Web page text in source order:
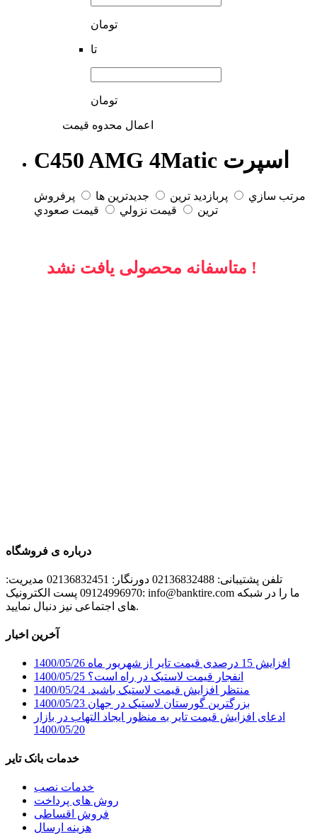
تومان
تا
تومان
اعمال محدوه قیمت
C450 AMG 4Matic اسپرت
مرتب سازي پربازديد ترين جديدترين ها
پرفروش
ترين
قيمت نزولي قيمت صعودي
متاسفانه محصولی یافت نشد !
درباره ی فروشگاه
تلفن پشتیبانی: 02136832488 دورنگار: 02136832451 مدیریت:
09124996970 پست الکترونیک: info@banktire.com ما را در شبکه
های اجتماعی نیز دنبال نمایید.
آخرین اخبار
افزایش 15 درصدی قیمت تایر از شهریور ماه
1400/05/26
انفجار قیمت لاستیک در راه است؟ 1400/05/25
منتظر افزایش قیمت لاستیک باشید. 1400/05/24
بزرگترین گورستان لاستیک در جهان 1400/05/23
ادعای افزایش قیمت تایر به منظور ایجاد التهاب در بازار
1400/05/20
خدمات بانک تایر
خدمات نصب
روش های پرداخت
فروش اقساطی
هزینه ارسال